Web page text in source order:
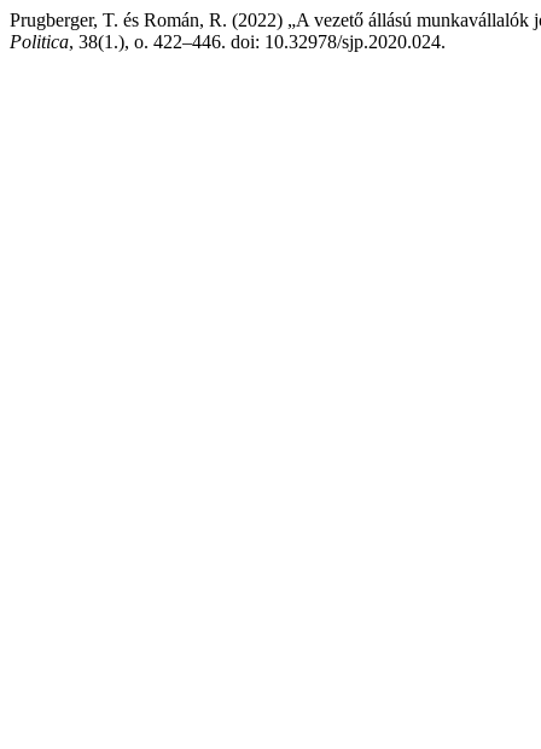
Prugberger, T. és Román, R. (2022) „A vezető állású munkavállalók
Politica, 38(1.), o. 422–446. doi: 10.32978/sjp.2020.024.